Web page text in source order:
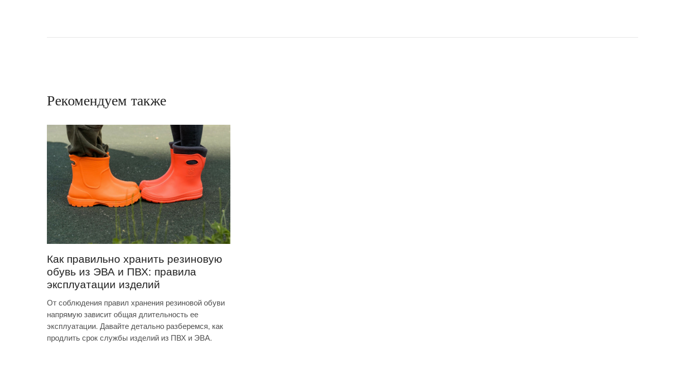
Рекомендуем также
Как правильно хранить резиновую
обувь из ЭВА и ПВХ: правила
эксплуатации изделий
От соблюдения правил хранения резиновой обуви
напрямую зависит общая длительность ее
эксплуатации. Давайте детально разберемся, как
продлить срок службы изделий из ПВХ и ЭВА.